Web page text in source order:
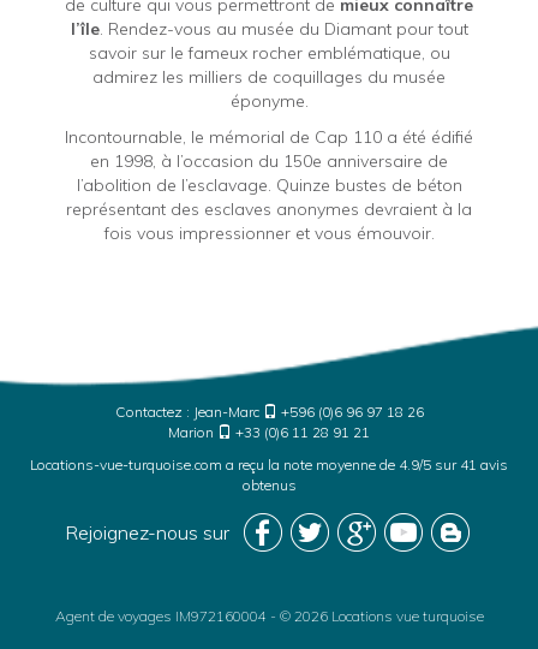
de culture qui vous permettront de mieux connaître
l’île. Rendez-vous au musée du Diamant pour tout
savoir sur le fameux rocher emblématique, ou
admirez les milliers de coquillages du musée
éponyme.
Incontournable, le mémorial de Cap 110 a été édifié
en 1998, à l’occasion du 150e anniversaire de
l’abolition de l’esclavage. Quinze bustes de béton
représentant des esclaves anonymes devraient à la
fois vous impressionner et vous émouvoir.
Contactez : Jean-Marc
+596 (0)6 96 97 18 26
Marion
+33 (0)6 11 28 91 21
Locations-vue-turquoise.com a reçu la note moyenne de 4.9/5 sur 41 avis
obtenus
Rejoignez-nous sur
Agent de voyages IM972160004 - © 2026 Locations vue turquoise